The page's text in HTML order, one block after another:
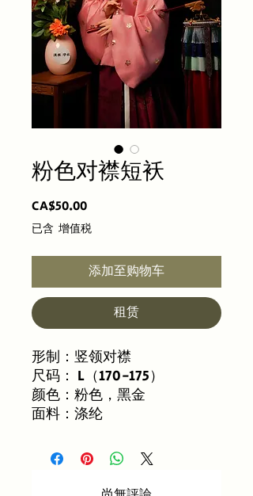
粉色对襟短袄
CA$50.00價
格
已含 增值税
添加至购物车
租赁
形制：竖领对襟
尺码： L（170-175）
颜色：粉色，黑金
面料：涤纶